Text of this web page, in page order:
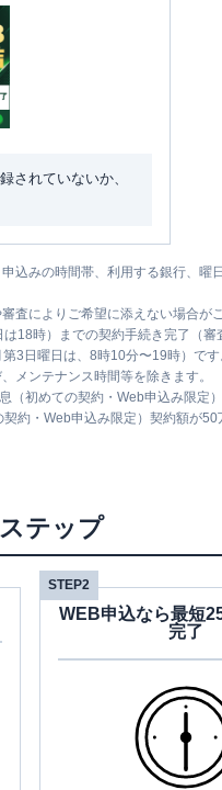
されていないか、
込みの時間帯、利用する銀行、
査によりご希望に添えない場合が
18時）までの契約手続き完了（
3日曜日は、8時10分〜19時）で
メンテナンス時間等を除きます。
（初めての契約・Web申込み限
約・Web申込み限定）契約額が
テップ
STEP2
WEB申込なら最短
完了